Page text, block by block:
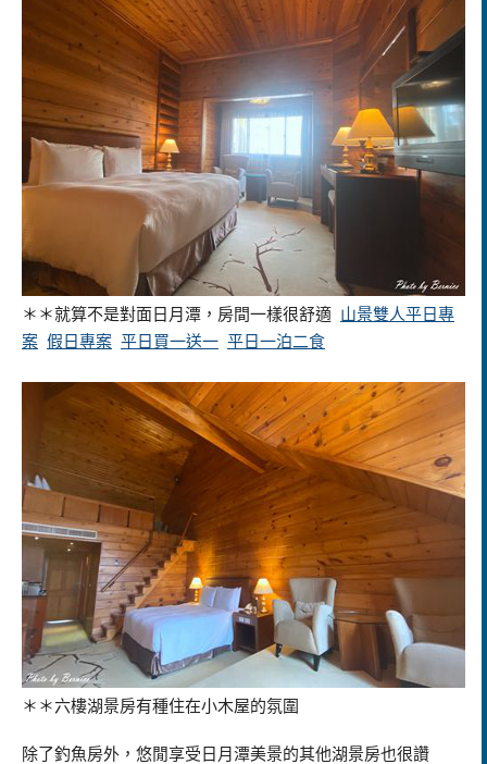
＊＊就算不是對面日月潭，房間一樣很舒適 山景雙人平日專
案 假日專案 平日買一送一 平日一泊二食
＊＊六樓湖景房有種住在小木屋的氛圍
除了釣魚房外，悠閒享受日月潭美景的其他湖景房也很讚